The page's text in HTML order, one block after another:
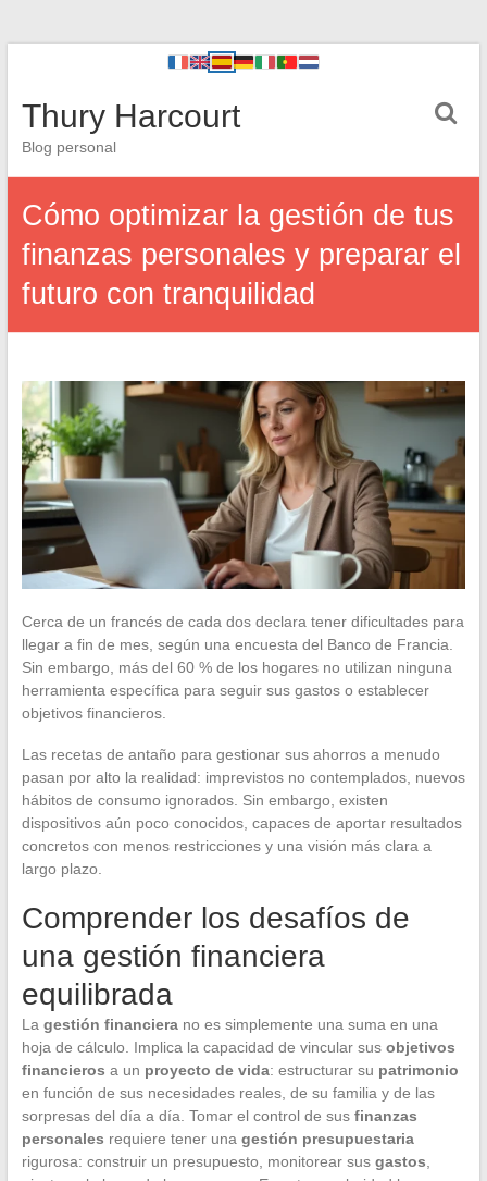
Thury Harcourt
Blog personal
Cómo optimizar la gestión de tus
finanzas personales y preparar el
futuro con tranquilidad
Cerca de un francés de cada dos declara tener dificultades para
llegar a fin de mes, según una encuesta del Banco de Francia.
Sin embargo, más del 60 % de los hogares no utilizan ninguna
herramienta específica para seguir sus gastos o establecer
objetivos financieros.
Las recetas de antaño para gestionar sus ahorros a menudo
pasan por alto la realidad: imprevistos no contemplados, nuevos
hábitos de consumo ignorados. Sin embargo, existen
dispositivos aún poco conocidos, capaces de aportar resultados
concretos con menos restricciones y una visión más clara a
largo plazo.
Comprender los desafíos de
una gestión financiera
equilibrada
La gestión financierano es simplemente una suma en una
hoja de cálculo. Implica la capacidad de vincular sus objetivos
financieros a un proyecto de vida: estructurar su patrimonio
en función de sus necesidades reales, de su familia y de las
sorpresas del día a día. Tomar el control de sus finanzas
personales requiere tener una gestión presupuestaria
rigurosa: construir un presupuesto, monitorear sus gastos